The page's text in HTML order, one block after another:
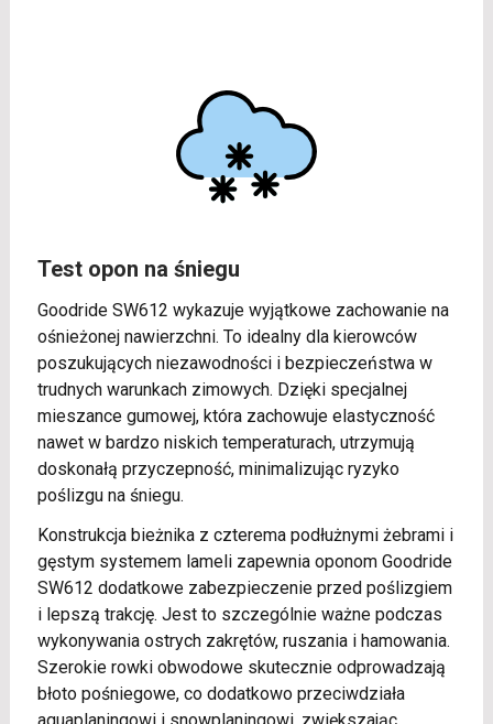
Test opon na śniegu
Goodride SW612 wykazuje wyjątkowe zachowanie na
ośnieżonej nawierzchni. To idealny dla kierowców
poszukujących niezawodności i bezpieczeństwa w
trudnych warunkach zimowych. Dzięki specjalnej
mieszance gumowej, która zachowuje elastyczność
nawet w bardzo niskich temperaturach, utrzymują
doskonałą przyczepność, minimalizując ryzyko
poślizgu na śniegu.
Konstrukcja bieżnika z czterema podłużnymi żebrami i
gęstym systemem lameli zapewnia oponom Goodride
SW612 dodatkowe zabezpieczenie przed poślizgiem
i lepszą trakcję. Jest to szczególnie ważne podczas
wykonywania ostrych zakrętów, ruszania i hamowania.
Szerokie rowki obwodowe skutecznie odprowadzają
błoto pośniegowe, co dodatkowo przeciwdziała